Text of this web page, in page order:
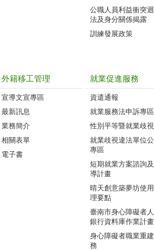
公職人員利益衝突
法及身分關係揭露
訓練發展政策
外籍移工管理
宣導文宣專區
最新訊息
業務簡介
相關表單
電子書
就業促進服務
資遣通報
就業服務法申訴專區
性別平等暨就業歧視
就業歧視違法單位
專區
短期就業方案諮詢
導計畫
晴天創意築夢坊使
理要點
臺南市身心障礙者
銀行資料庫作業計畫
身心障礙者職業重
務